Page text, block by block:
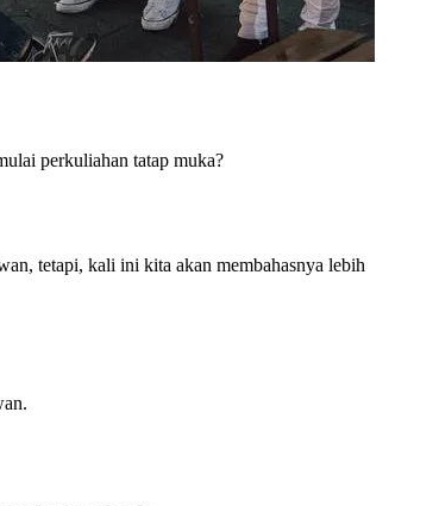
perkuliahan tatap muka?
tetapi, kali ini kita akan membahasnya lebih